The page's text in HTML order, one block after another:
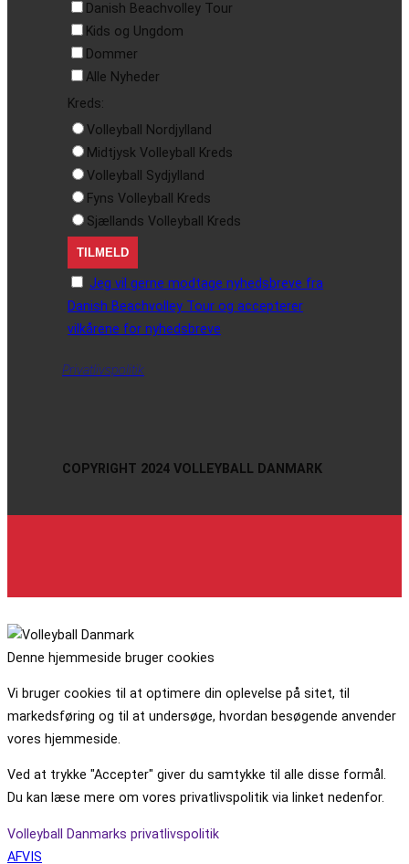
Danish Beachvolley Tour
Kids og Ungdom
Dommer
Alle Nyheder
Kreds:
Volleyball Nordjylland
Midtjysk Volleyball Kreds
Volleyball Sydjylland
Fyns Volleyball Kreds
Sjællands Volleyball Kreds
Jeg vil gerne modtage nyhedsbreve fra
Danish Beachvolley Tour og accepterer
vilkårene for nyhedsbreve
Privatlivspolitik
COPYRIGHT 2024 VOLLEYBALL DANMARK
Denne hjemmeside bruger cookies
Vi bruger cookies til at optimere din oplevelse på sitet, til
markedsføring og til at undersøge, hvordan besøgende anvender
vores hjemmeside.
Ved at trykke "Accepter" giver du samtykke til alle disse formål.
Du kan læse mere om vores privatlivspolitik via linket nedenfor.
Volleyball Danmarks privatlivspolitik
AFVIS